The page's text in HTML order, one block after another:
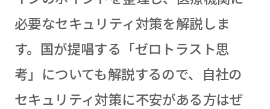
必要なセキュリティ対策を解説しま
す。国が提唱する「ゼロトラスト思
考」についても解説するので、自社の
セキュリティ対策に不安がある方はぜ